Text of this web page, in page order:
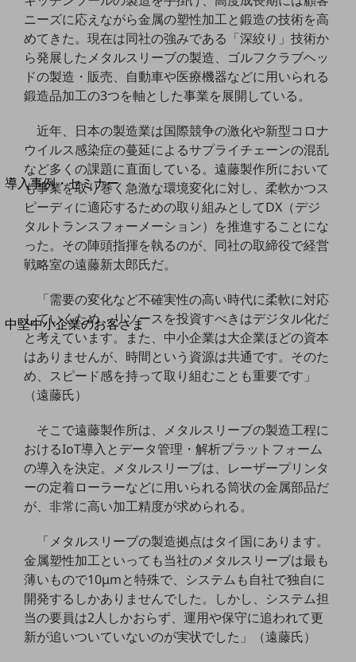
運用保守・故障紛失サポート
回線・ネットワーク
お手続き
別ウィンドウで開きます
サービスをご利用中のお客さま
導入事例・セミナー
導入事例TOP
最新の導入事例や注目の導入事例をご紹介します
セミナー
開催・出展する各種セミナー、イベント情報をご紹介します
別ウィンドウで開きます
中堅中小企業のお客さま
NTTドコモビジネスウォッチ
ビジネスお役立ち情報
旬な話題やお役立ち資料などDXの課題を
解決するヒントをお届けする記事サイト
お役立ち資料ダウンロード
トレンド記事特集
IT用語集
中堅中小企業向け
サービス・ソリューション
中堅中小企業のビジネスをサポート！
お悩みから見つける
お悩みから見つけるTOP
ネットワーク
モバイル・音声
ニーズに応えながら金属の塑性加工と鍛造の技術を高
めてきた。現在は同社の強みである「深絞り」技術か
ら発展したメタルスリーブの製造、ゴルフクラブヘッ
ドの製造・販売、自動車や医療機器などに用いられる
鍛造品加工の3つを軸とした事業を展開している。
近年、日本の製造業は国際競争の激化や新型コロナ
ウイルス感染症の蔓延によるサプライチェーンの混乱
など多くの課題に直面している。遠藤製作所において
も事業を取り巻く急激な環境変化に対し、柔軟かつス
ピーディに適応するための取り組みとしてDX（デジ
タルトランスフォーメーション）を推進することにな
った。その陣頭指揮を執るのが、同社の取締役で経営
戦略室の遠藤新太郎氏だ。
「需要の変化など不確実性の高い時代に柔軟に対応
していくため、リソースを投資すべきはデジタル化だ
と考えています。また、中小企業は大企業ほどの資本
はありませんが、時間という資源は共通です。そのた
め、スピード感を持って取り組むことも重要です」
（遠藤氏）
そこで遠藤製作所は、メタルスリーブの製造工程に
おけるIoT導入とデータ管理・解析プラットフォーム
の導入を決定。メタルスリーブは、レーザープリンタ
ーの定着ローラーなどに用いられる筒状の金属部品だ
が、非常に高い加工精度が求められる。
「メタルスリーブの製造拠点はタイ国にあります。
金属塑性加工といっても当社のメタルスリーブは最も
薄いもので10μmと特殊で、システムも自社で独自に
開発するしかありませんでした。しかし、システム担
当の要員は2人しかおらず、運用や保守に追われて更
新が追いついていないのが実状でした」（遠藤氏）